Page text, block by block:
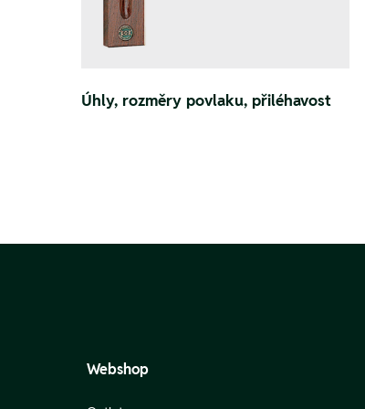
Úhly, rozměry povlaku, přiléhavost
Webshop